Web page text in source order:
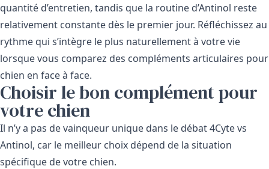
quantité d’entretien, tandis que la routine d’Antinol reste
relativement constante dès le premier jour. Réfléchissez au
rythme qui s’intègre le plus naturellement à votre vie
lorsque vous comparez des compléments articulaires pour
chien en face à face.
Choisir le bon complément pour
votre chien
Il n’y a pas de vainqueur unique dans le débat 4Cyte vs
Antinol, car le meilleur choix dépend de la situation
spécifique de votre chien.